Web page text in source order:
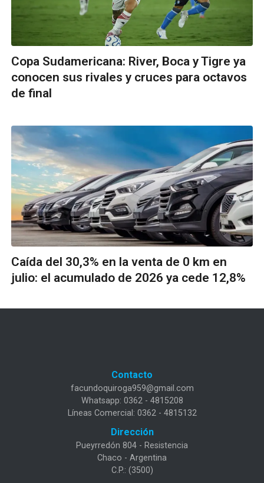
Copa Sudamericana: River, Boca y Tigre ya
conocen sus rivales y cruces para octavos
de final
Caída del 30,3% en la venta de 0 km en
julio: el acumulado de 2026 ya cede 12,8%
Contacto
facundoquiroga959@gmail.com
Whatsapp: 0362 - 4815208
Líneas Comercial: 0362 - 4815132
Dirección
Pueyrredón 804 - Resistencia
Chaco - Argentina
C.P.: (3500)